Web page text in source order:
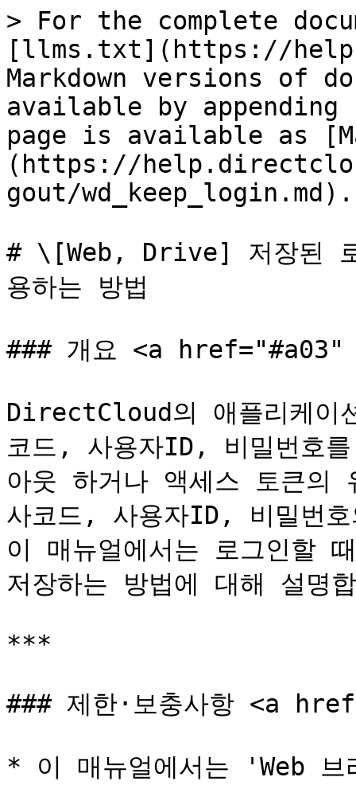
> For the complete
[llms.txt](https://
Markdown versions of
available by
page is available as
(https://
gout/wd_keep_login.md).
# \[Web, Drive] 저장된
용하는 방법
### 개요 <a
DirectCloud의 애플리케이
코드, 사용자ID, 비밀번호
아웃 하거나 액세스 토큰의
사코드, 사용자ID, 비밀번
이 매뉴얼에서는 로그인할
저장하는 방법에 대해 설명
***
### 제한·보충사항 <a
* 이 매뉴얼에서는 'Web